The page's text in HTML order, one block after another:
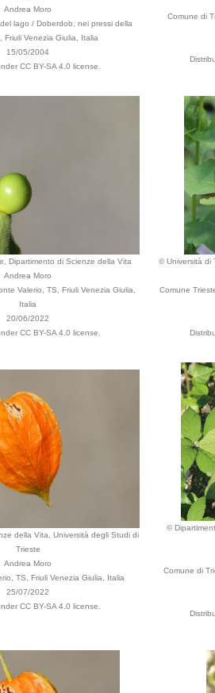
Andrea Moro
lago / Doberdob, nei pressi della
Friuli Venezia Giulia, Italia
15/05/2004
CC BY-SA 4.0 license.
Comune di
Dipartimento di Scienze della Vita
Andrea Moro
Valerio, TS, Friuli Venezia Giulia,
Italia
20/06/2022
CC BY-SA 4.0 license.
© Università di
Comune
della Vita, Università degli Studi di
Trieste
Andrea Moro
TS, Friuli Venezia Giulia, Italia
25/07/2022
CC BY-SA 4.0 license.
©
Comune di